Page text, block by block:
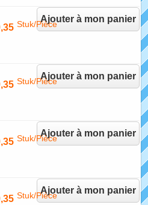
Ajouter à mon panier
Stuk/Pièce
Ajouter à mon panier
Stuk/Pièce
Ajouter à mon panier
Stuk/Pièce
Ajouter à mon panier
Stuk/Pièce